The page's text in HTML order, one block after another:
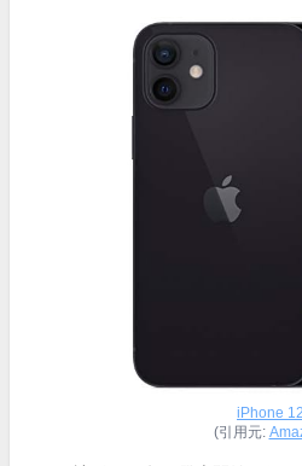
iPhone 12
(引用元: